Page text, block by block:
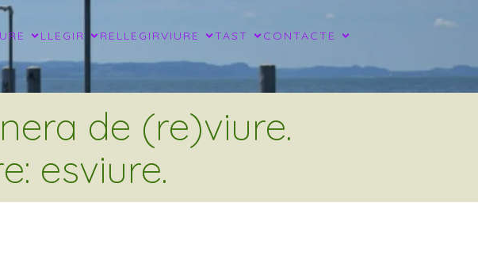
LLEGIR RELLEGIRVIURE TAST CONTACTE
de (re)viure.
esviure.